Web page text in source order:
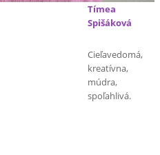
Tímea
Spišáková
Cieľavedomá,
kreatívna,
múdra,
spoľahlivá.